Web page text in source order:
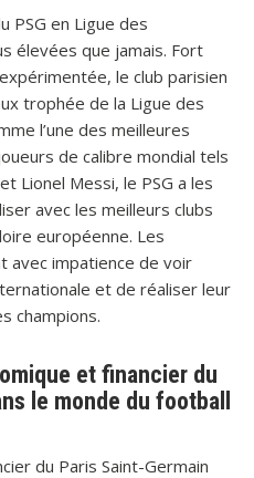
PSG en Ligue des
élevées que jamais. Fort
le club parisien
trophée de la Ligue des
l’une des meilleures
de calibre mondial tels
Lionel Messi, le PSG a les
avec les meilleurs clubs
européenne. Les
avec impatience de voir
et de réaliser leur
champions.
et financier du
le monde du football
du Paris Saint-Germain